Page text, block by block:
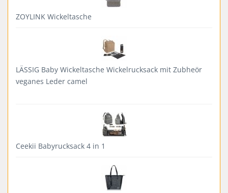
ZOYLINK Wickeltasche
LÄSSIG Baby Wickeltasche Wickelrucksack mit Zubheör
veganes Leder camel
Ceekii Babyrucksack 4 in 1